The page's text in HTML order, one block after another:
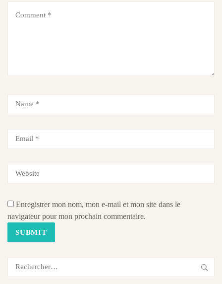
Enregistrer mon nom, mon e-mail et mon site dans le
navigateur pour mon prochain commentaire.
Rechercher :